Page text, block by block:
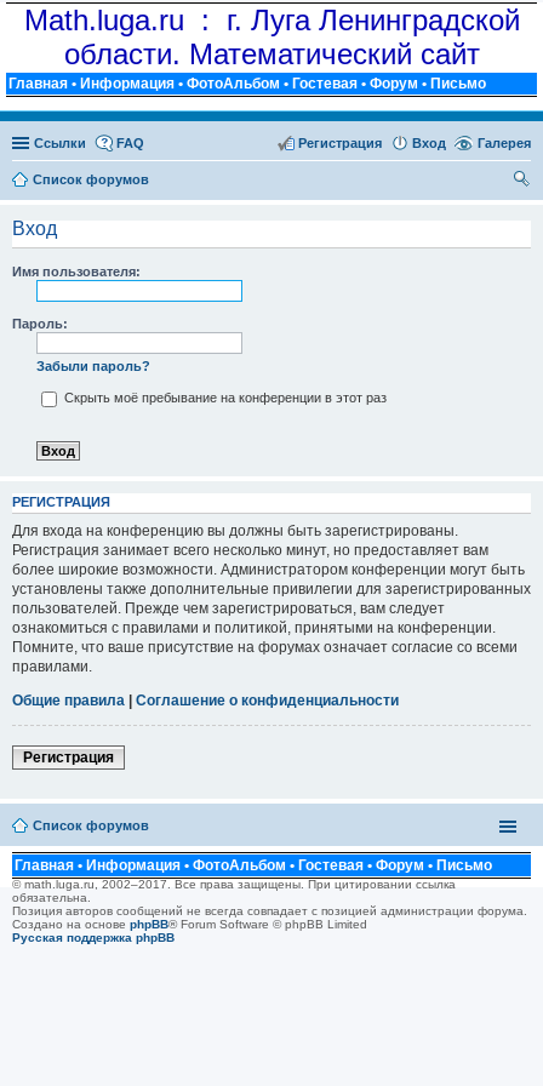
Math.luga.ru : г. Луга Ленинградской
области. Математический сайт
Главная • Информация • ФотоАльбом • Гостевая • Форум • Письмо
Ссылки Галерея
FAQ Вход
Регистрация
Список форумов
Вход
Имя пользователя:
Пароль:
Забыли пароль?
Скрыть моё пребывание на конференции в этот раз
РЕГИСТРАЦИЯ
Для входа на конференцию вы должны быть зарегистрированы.
Регистрация занимает всего несколько минут, но предоставляет вам
более широкие возможности. Администратором конференции могут быть
установлены также дополнительные привилегии для зарегистрированных
пользователей. Прежде чем зарегистрироваться, вам следует
ознакомиться с правилами и политикой, принятыми на конференции.
Помните, что ваше присутствие на форумах означает согласие со всеми
правилами.
Общие правила | Соглашение о конфиденциальности
Регистрация
Список форумов
Главная • Информация • ФотоАльбом • Гостевая • Форум • Письмо
© math.luga.ru, 2002–2017. Все права защищены. При цитировании ссылка
обязательна.
Позиция авторов сообщений не всегда совпадает с позицией администрации форума.
Создано на основе phpBB® Forum Software © phpBB Limited
Русская поддержка phpBB